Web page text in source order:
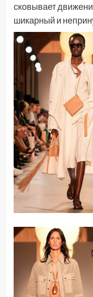
сковывает
шикарный и